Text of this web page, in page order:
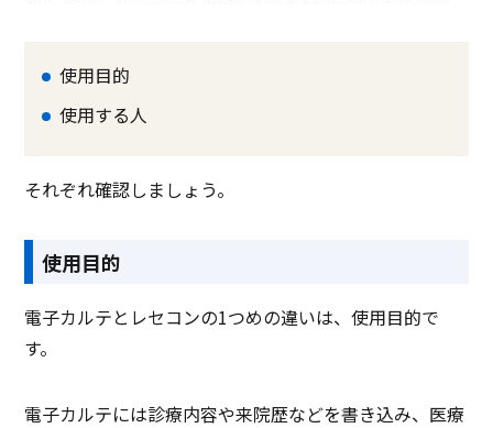
使用目的
使用する人
それぞれ確認しましょう。
使用目的
電子カルテとレセコンの1つめの違いは、使用目的で
す。
電子カルテには診療内容や来院歴などを書き込み、医療